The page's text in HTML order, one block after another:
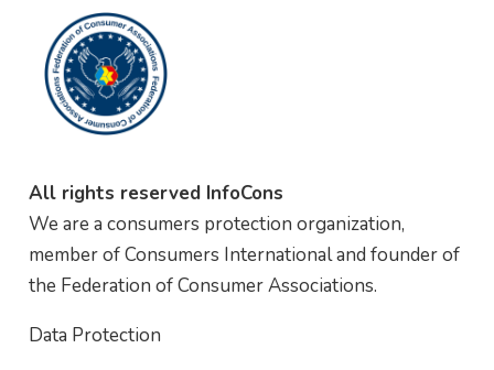
All rights reserved InfoCons
We are a consumers protection organization,
member of Consumers International and founder of
the Federation of Consumer Associations.
Data Protection